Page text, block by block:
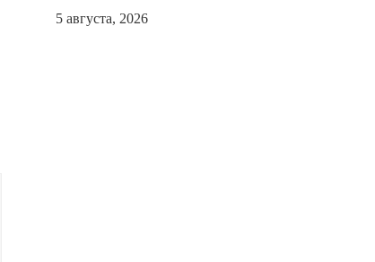
5 августа, 2026